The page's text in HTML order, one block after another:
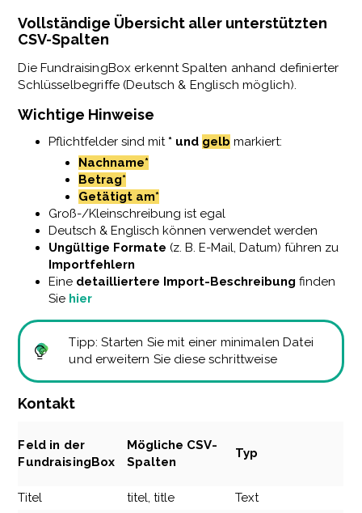
Vollständige Übersicht aller unterstützten
CSV-Spalten
Die FundraisingBox erkennt Spalten anhand definierter
Schlüsselbegriffe (Deutsch & Englisch möglich).
Wichtige Hinweise
Pflichtfelder sind mit* und gelb markiert:
Nachname*
Betrag*
Getätigt am*
Groß-/Kleinschreibung ist egal
Deutsch & Englisch können verwendet werden
Ungültige Formate (z. B. E-Mail, Datum) führen zu
Importfehlern
Eine detailliertere Import-Beschreibung finden
Sie hier
Tipp: Starten Sie mit einer minimalen Datei
und erweitern Sie diese schrittweise
Kontakt
Feld in der
FundraisingBox
Mögliche CSV-
Spalten
Typ
Titel titel, title
Text